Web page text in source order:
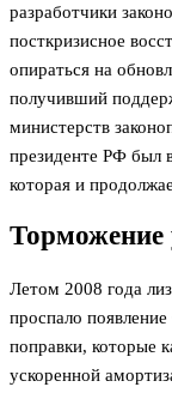
разработчики
посткризисное
опираться на
получивший
министерств
президенте РФ был
которая и
Торможение
Летом 2008 года
проспало
поправки, которые
ускоренной